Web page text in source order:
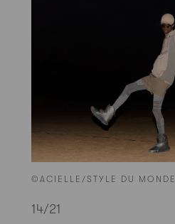
©ACIELLE/STYLE DU MONDE
14/21